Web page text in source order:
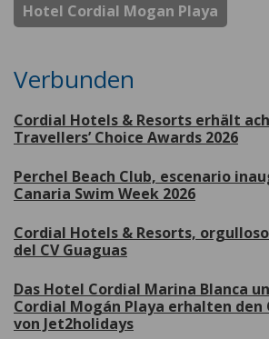
Hotel Cordial Mogan Playa
Verbunden
Cordial Hotels & Resorts erhält
Travellers’ Choice Awards 2026
Perchel Beach Club, escenario
Canaria Swim Week 2026
Cordial Hotels & Resorts,
del CV Guaguas
Das Hotel Cordial Marina Blanca
Cordial Mogán Playa erhalten
von Jet2holidays